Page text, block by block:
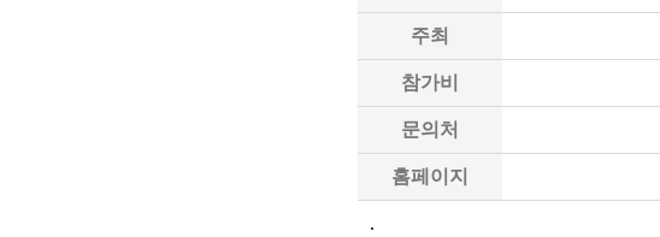
주최
참가비
문의처
홈페이지
.